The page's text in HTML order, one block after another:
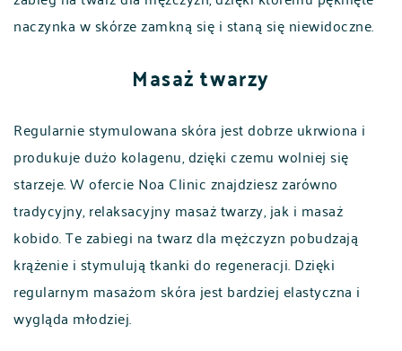
naczynka w skórze zamkną się i staną się niewidoczne.
Masaż twarzy
Regularnie stymulowana skóra jest dobrze ukrwiona i
produkuje dużo kolagenu, dzięki czemu wolniej się
starzeje. W ofercie Noa Clinic znajdziesz zarówno
tradycyjny, relaksacyjny masaż twarzy, jak i masaż
kobido. Te zabiegi na twarz dla mężczyzn pobudzają
krążenie i stymulują tkanki do regeneracji. Dzięki
regularnym masażom skóra jest bardziej elastyczna i
wygląda młodziej.